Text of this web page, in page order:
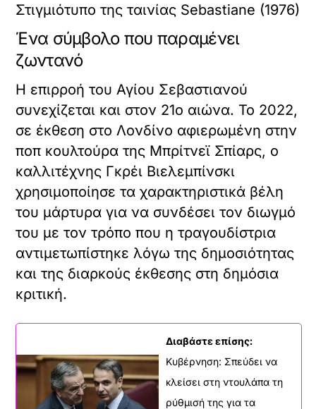
Στιγμιότυπο της ταινίας Sebastiane (1976)
Ένα σύμβολο που παραμένει
ζωντανό
Η επιρροή του Αγίου Σεβαστιανού
συνεχίζεται και στον 21ο αιώνα. Το 2022,
σε έκθεση στο Λονδίνο αφιερωμένη στην
ποπ κουλτούρα της Μπρίτνεϊ Σπίαρς, ο
καλλιτέχνης Γκρέι Βιελεμπίνσκι
χρησιμοποίησε τα χαρακτηριστικά βέλη
του μάρτυρα για να συνδέσει τον διωγμό
του με τον τρόπο που η τραγουδίστρια
αντιμετωπίστηκε λόγω της δημοσιότητας
και της διαρκούς έκθεσης στη δημόσια
κριτική.
Διαβάστε επίσης:
Κυβέρνηση: Σπεύδει να
κλείσει στη ντουλάπα τη
ρύθμισή της για τα